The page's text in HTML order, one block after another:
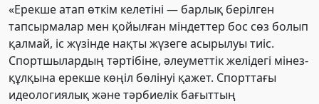
«Ерекше атап өткім келетіні — барлық берілген
тапсырмалар мен қойылған міндеттер бос сөз болып
қалмай, іс жүзінде нақты жүзеге асырылуы тиіс.
Спортшылардың тәртібіне, әлеуметтік желідегі мінез-
құлқына ерекше көңіл бөлінуі қажет. Спорттағы
идеологиялық және тәрбиелік бағыттың